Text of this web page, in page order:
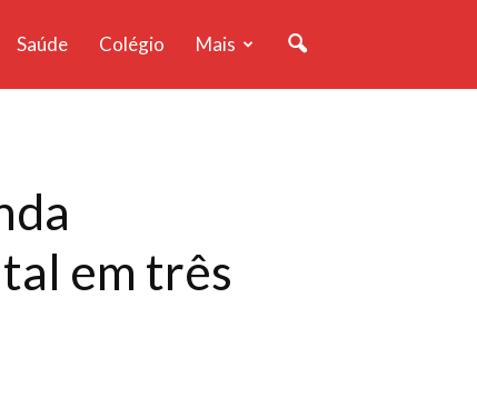
Saúde Colégio Mais
em três